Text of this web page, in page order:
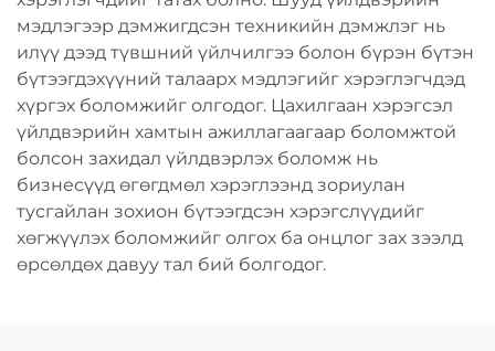
мэдлэгээр дэмжигдсэн техникийн дэмжлэг нь
илүү дээд түвшний үйлчилгээ болон бүрэн бүтэн
бүтээгдэхүүний талаарх мэдлэгийг хэрэглэгчдэд
хүргэх боломжийг олгодог. Цахилгаан хэрэгсэл
үйлдвэрийн хамтын ажиллагаагаар боломжтой
болсон захидал үйлдвэрлэх боломж нь
бизнесүүд өгөгдмөл хэрэглээнд зориулан
тусгайлан зохион бүтээгдсэн хэрэгслүүдийг
хөгжүүлэх боломжийг олгох ба онцлог зах зээлд
өрсөлдөх давуу тал бий болгодог.